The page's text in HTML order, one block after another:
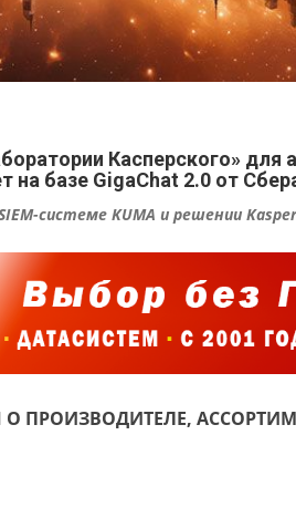
Касперского» для
на базе GigaChat 2.0 от
системе KUMA и решении
ПРОИЗВОДИТЕЛЕ,